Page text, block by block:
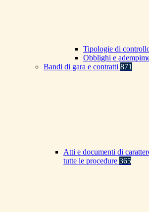
Tipologie di
Obblighi e
Bandi di gara e contratti 871
Atti e documenti di
tutte le procedure 365